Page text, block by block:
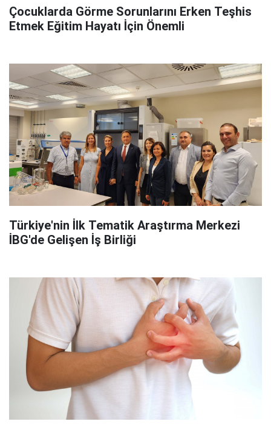
Çocuklarda Görme Sorunlarını Erken Teşhis
Etmek Eğitim Hayatı İçin Önemli
Türkiye'nin İlk Tematik Araştırma Merkezi
İBG'de Gelişen İş Birliği